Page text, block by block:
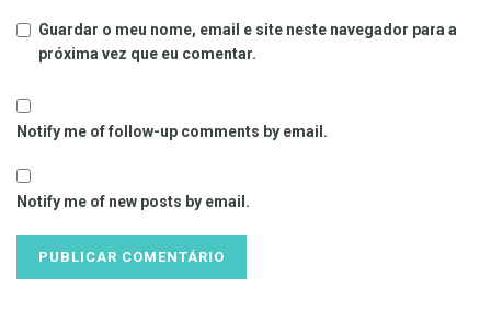
Guardar o meu nome, email e site neste navegador para a
próxima vez que eu comentar.
Notify me of follow-up comments by email.
Notify me of new posts by email.